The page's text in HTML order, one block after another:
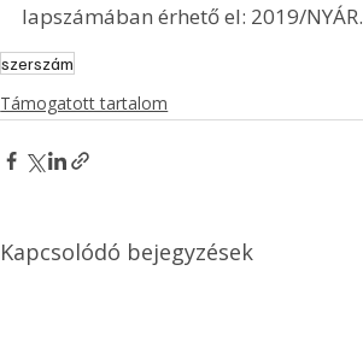
lapszámában érhető el: 2019/NYÁR.
szerszám
Támogatott tartalom
Kapcsolódó bejegyzések